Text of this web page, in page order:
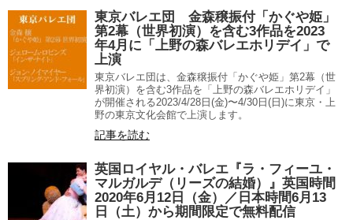
東京バレエ団 金森穣振付「かぐや姫」
第2幕（世界初演）を含む3作品を2023
年4月に「上野の森バレエホリデイ」で
上演
東京バレエ団は、金森穣振付「かぐや姫」第2幕（世
界初演）を含む3作品を「上野の森バレエホリデイ」
が開催される2023/4/28日(金)〜4/30日(日)に東京・上
野の東京文化会館で上演します。
記事を読む
英国ロイヤル・バレエ『ラ・フィーユ・
マルガルデ（リーズの結婚）』英国時間
2020年6月12日（金）／日本時間6月13
日（土）から期間限定で無料配信